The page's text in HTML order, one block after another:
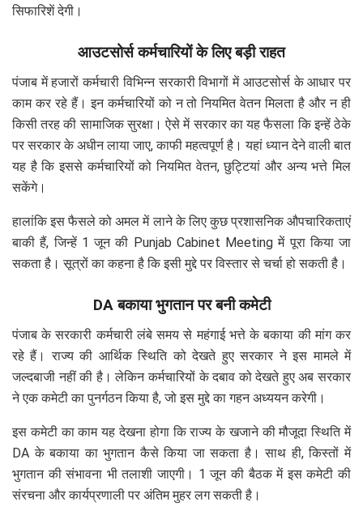
सिफारिशें देगी।
आउटसोर्स कर्मचारियों के लिए बड़ी राहत
पंजाब में हजारों कर्मचारी विभिन्न सरकारी विभागों में आउटसोर्स के आधार पर
काम कर रहे हैं। इन कर्मचारियों को न तो नियमित वेतन मिलता है और न ही
किसी तरह की सामाजिक सुरक्षा। ऐसे में सरकार का यह फैसला कि इन्हें ठेके
पर सरकार के अधीन लाया जाए, काफी महत्वपूर्ण है। यहां ध्यान देने वाली बात
यह है कि इससे कर्मचारियों को नियमित वेतन, छुट्टियां और अन्य भत्ते मिल
सकेंगे।
हालांकि इस फैसले को अमल में लाने के लिए कुछ प्रशासनिक औपचारिकताएं
बाकी हैं, जिन्हें 1 जून की Punjab Cabinet Meeting में पूरा किया जा
सकता है। सूत्रों का कहना है कि इसी मुद्दे पर विस्तार से चर्चा हो सकती है।
DA बकाया भुगतान पर बनी कमेटी
पंजाब के सरकारी कर्मचारी लंबे समय से महंगाई भत्ते के बकाया की मांग कर
रहे हैं। राज्य की आर्थिक स्थिति को देखते हुए सरकार ने इस मामले में
जल्दबाजी नहीं की है। लेकिन कर्मचारियों के दबाव को देखते हुए अब सरकार
ने एक कमेटी का पुनर्गठन किया है, जो इस मुद्दे का गहन अध्ययन करेगी।
इस कमेटी का काम यह देखना होगा कि राज्य के खजाने की मौजूदा स्थिति में
DA के बकाया का भुगतान कैसे किया जा सकता है। साथ ही, किस्तों में
भुगतान की संभावना भी तलाशी जाएगी। 1 जून की बैठक में इस कमेटी की
संरचना और कार्यप्रणाली पर अंतिम मुहर लग सकती है।